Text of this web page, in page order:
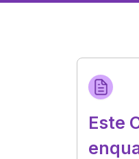
Este